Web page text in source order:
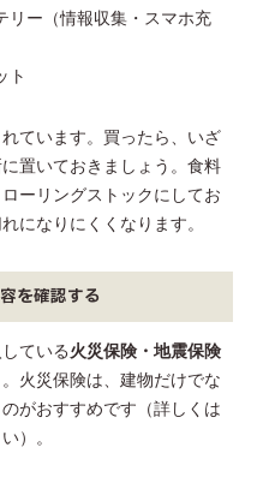
リー（情報収集・スマホ充
ト
ています。買ったら、いざ
置いておきましょう。食料
ーリングストックにしてお
になりにくくなります。
を確認する
ている 火災保険・地震保険
火災保険は、建物だけでな
がおすすめです（詳しくは
）。